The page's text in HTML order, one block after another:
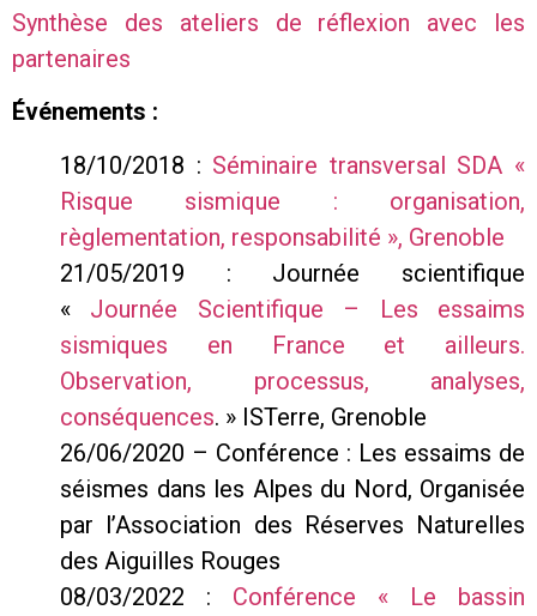
Synthèse des ateliers de réflexion avec les
partenaires
Événements :
18/10/2018 : Séminaire transversal SDA «
Risque sismique : organisation,
règlementation, responsabilité », Grenoble
21/05/2019 : Journée scientifique
« Journée Scientifique – Les essaims
sismiques en France et ailleurs.
Observation, processus, analyses,
conséquences. » ISTerre, Grenoble
26/06/2020 – Conférence : Les essaims de
séismes dans les Alpes du Nord, Organisée
par l’Association des Réserves Naturelles
des Aiguilles Rouges
08/03/2022 :
Conférence « Le bassin